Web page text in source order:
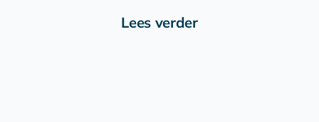
Lees verder